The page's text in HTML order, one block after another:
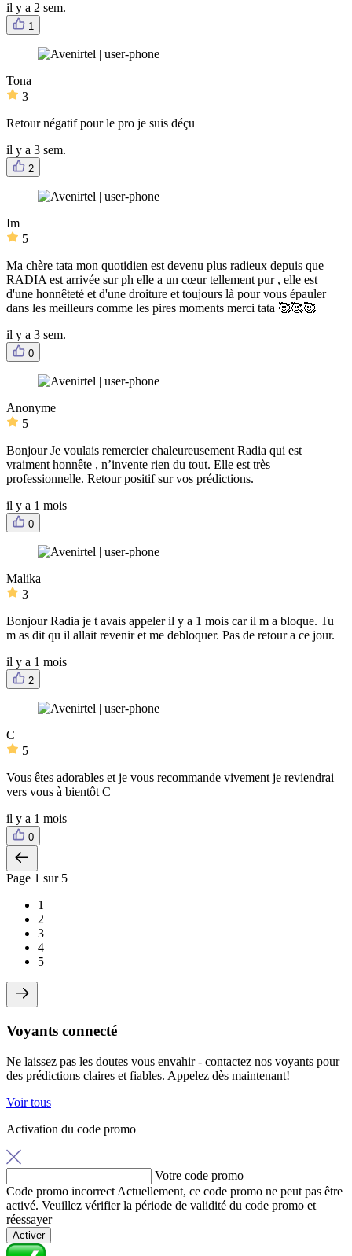
il y a 2 sem.
1
Tona
3
Retour négatif pour le pro je suis déçu
il y a 3 sem.
2
Im
5
Ma chère tata mon quotidien est devenu plus radieux depuis que
RADIA est arrivée sur ph elle a un cœur tellement pur , elle est
d'une honnêteté et d'une droiture et toujours là pour vous épauler
dans les meilleurs comme les pires moments merci tata 🥰🥰🥰
il y a 3 sem.
0
Anonyme
5
Bonjour Je voulais remercier chaleureusement Radia qui est
vraiment honnête , n’invente rien du tout. Elle est très
professionnelle. Retour positif sur vos prédictions.
il y a 1 mois
0
Malika
3
Bonjour Radia je t avais appeler il y a 1 mois car il m a bloque. Tu
m as dit qu il allait revenir et me debloquer. Pas de retour a ce jour.
il y a 1 mois
2
C
5
Vous êtes adorables et je vous recommande vivement je reviendrai
vers vous à bientôt C
il y a 1 mois
0
Page 1 sur 5
1
2
3
4
5
Voyants connecté
Ne laissez pas les doutes vous envahir - contactez nos voyants pour
des prédictions claires et fiables. Appelez dès maintenant!
Voir tous
Activation du code promo
Votre code promo
Code promo incorrect Actuellement, ce code promo ne peut pas être
activé. Veuillez vérifier la période de validité du code promo et
réessayer
Activer